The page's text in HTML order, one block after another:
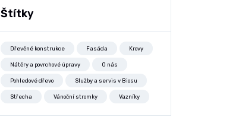
Štítky
Dřevěné konstrukce Fasáda Krovy
Nátěry a povrchové úpravy O nás
Pohledové dřevo Služby a servis v Biosu
Střecha Vánoční stromky Vazníky